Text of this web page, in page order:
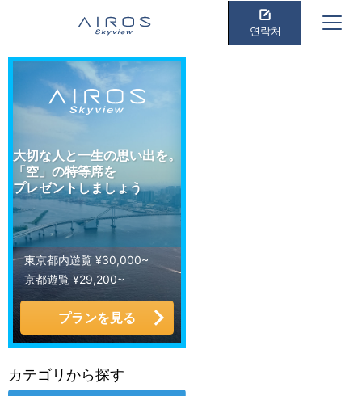
연락처
大切な人と一生の思い出を。
「空」の特等席を
プレゼントしましょう
東京都内遊覧 ¥30,000~
京都遊覧 ¥29,200~
プランを見る
カテゴリから探す